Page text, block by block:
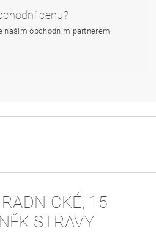
cenu?
obchodním partnerem.
15
STRAVY